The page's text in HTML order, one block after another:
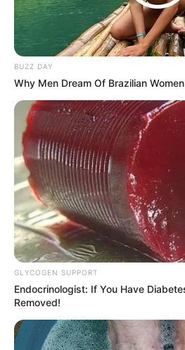
LIHAT
BUZZ DAY
Why Men Dream Of Brazilian
GLYCOGEN SUPPORT
Endocrinologist: If You Have
Removed!